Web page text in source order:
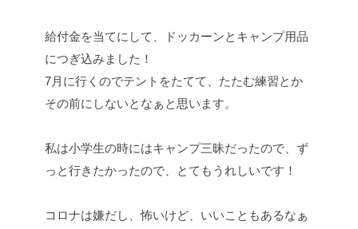
給付金を当てにして、ドッカーンとキャンプ用品
につぎ込みました！
7月に行くのでテントをたてて、たたむ練習とか
その前にしないとなぁと思います。
私は小学生の時にはキャンプ三昧だったので、ず
っと行きたかったので、とてもうれしいです！
コロナは嫌だし、怖いけど、いいこともあるなぁ